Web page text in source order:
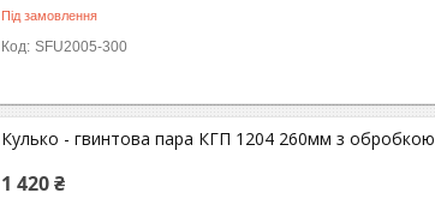
Під замовлення
SFU2005-300
Кулько - гвинтова пара КГП 1204 260мм з обробкою
1 420 ₴